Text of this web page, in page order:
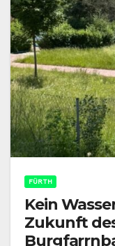
FÜRTH
Kein
Zukunft